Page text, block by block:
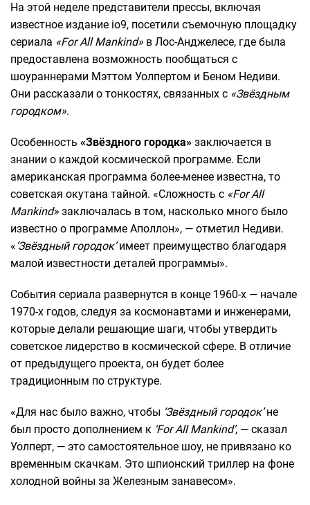
На этой неделе представители прессы, включая
известное издание io9, посетили съемочную площадку
сериала «For All Mankind» в Лос-Анджелесе, где была
предоставлена возможность пообщаться с
шоураннерами Мэттом Уолпертом и Беном Недиви.
Они рассказали о тонкостях, связанных с «Звёздным
городком».
Особенность «Звёздного городка» заключается в
знании о каждой космической программе. Если
американская программа более-менее известна, то
советская окутана тайной. «Сложность с «For All
Mankind» заключалась в том, насколько много было
известно о программе Аполлон», — отметил Недиви.
« ‘Звёздный городок’имеет преимущество благодаря
малой известности деталей программы».
События сериала развернутся в конце 1960-х — начале
1970-х годов, следуя за космонавтами и инженерами,
которые делали решающие шаги, чтобы утвердить
советское лидерство в космической сфере. В отличие
от предыдущего проекта, он будет более
традиционным по структуре.
«Для нас было важно, чтобы ‘Звёздный городок’не
был просто дополнением к ‘For All Mankind’, — сказал
Уолперт, — это самостоятельное шоу, не привязано ко
временным скачкам. Это шпионский триллер на фоне
холодной войны за Железным занавесом».